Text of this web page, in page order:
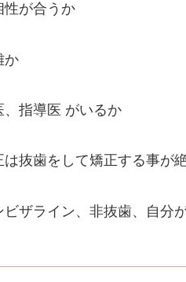
が合うか
か
指導医 がいるか
抜歯をして矯正する事が
ザライン、非抜歯、自分